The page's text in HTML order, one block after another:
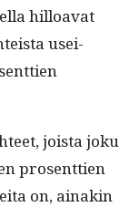
hilloa­vat
usei­
joista joku
pros­ent­tien
on, ainakin